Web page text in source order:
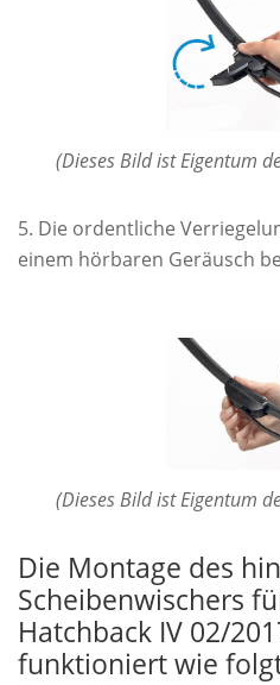
(Dieses Bild ist Eigentum
Die ordentliche
einem hörbaren Geräusch
(Dieses Bild ist Eigentum
Die Montage des
Scheibenwischers
Hatchback IV 02/
funktioniert wie